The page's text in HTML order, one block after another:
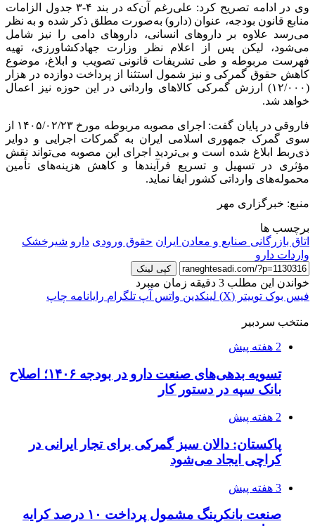
وی در ادامه تصریح کرد: علی‌رغم آن‌که در بند ۴-۳ جدول الزامات
منابع قانون بودجه، عنوان (دارو) به‌صورت مطلق ذکر شده و به نظر
می‌رسد علاوه بر داروهای انسانی، داروهای دامی را نیز شامل
می‌شود، لیکن پس از اعلام نظر وزارت جهادکشاورزی، تهیه
فهرست مربوطه و طی تشریفات قانونی تصویب و ابلاغ، موضوع
کاهش حقوق گمرکی و نیز شمول استثنا از پرداخت دوازده در هزار
(۱۲/۰۰۰) ارزش گمرکی کالاهای وارداتی در این حوزه نیز اعمال
خواهد شد.
فاروقی در پایان گفت: اجرای مصوبه مربوطه مورخ ۱۴۰۵/۰۲/۲۳ از
سوی گمرک جمهوری اسلامی ایران به گمرکات اجرایی و دوایر
ذی‌ربط ابلاغ شده است و بی‌تردید اجرای این مصوبه می‌تواند نقش
مؤثری در تسهیل و تسریع فرآیندها و کاهش هزینه‌های تأمین
محموله‌های وارداتی کشور ایفا نماید.
منبع: خبرگزاری مهر
برچسب ها
اتاق بازرگانی صنایع و معادن ایران حقوق ورودی دارو شیرخشک
واردات دارو
کپی لینک
خواندن این مطلب 3 دقیقه زمان میبرد
فیس بوک توییتر (X) لینکدین واتس آپ تلگرام رایانامه چاپ
منتخب سردبیر
2 هفته پیش
تسویه بدهی‌های صنعت دارو در بودجه ۱۴۰۶؛ اصلاح
بانک سپه در دستور کار
2 هفته پیش
پاکستان: دالان سبز گمرکی برای تجار ایرانی در
کراچی ایجاد می‌شود
3 هفته پیش
صنعت بانکرینگ مشمول پرداخت ۱۰ درصد کرایه